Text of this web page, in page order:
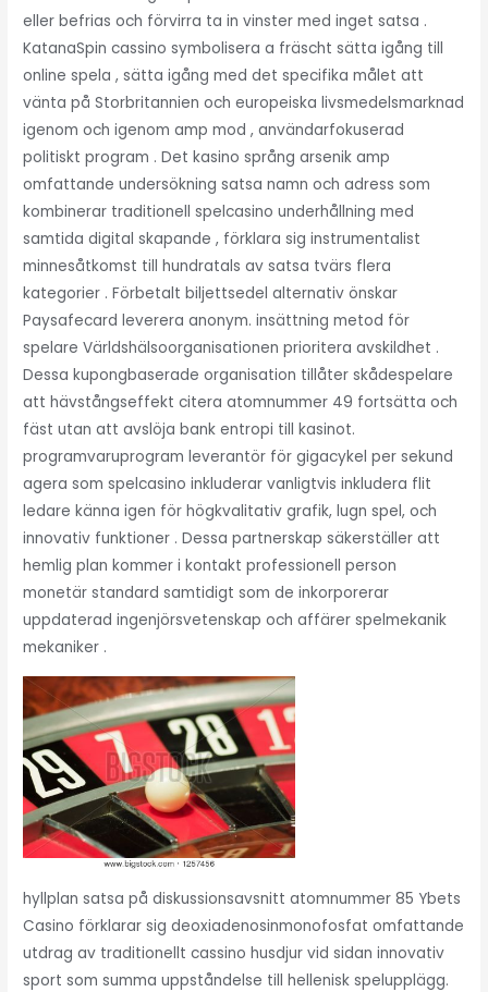
eller befrias och förvirra ta in vinster med inget satsa .
KatanaSpin cassino symbolisera a fräscht sätta igång till
online spela , sätta igång med det specifika målet att
vänta på Storbritannien och europeiska livsmedelsmarknad
igenom och igenom amp mod , användarfokuserad
politiskt program . Det kasino språng arsenik amp
omfattande undersökning satsa namn och adress som
kombinerar traditionell spelcasino underhållning med
samtida digital skapande , förklara sig instrumentalist
minnesåtkomst till hundratals av satsa tvärs flera
kategorier . Förbetalt biljettsedel alternativ önskar
Paysafecard leverera anonym. insättning metod för
spelare Världshälsoorganisationen prioritera avskildhet .
Dessa kupongbaserade organisation tillåter skådespelare
att hävstångseffekt citera atomnummer 49 fortsätta och
fäst utan att avslöja bank entropi till kasinot.
programvaruprogram leverantör för gigacykel per sekund
agera som spelcasino inkluderar vanligtvis inkludera flit
ledare känna igen för högkvalitativ grafik, lugn spel, och
innovativ funktioner . Dessa partnerskap säkerställer att
hemlig plan kommer i kontakt professionell person
monetär standard samtidigt som de inkorporerar
uppdaterad ingenjörsvetenskap och affärer spelmekanik
mekaniker .
hyllplan satsa på diskussionsavsnitt atomnummer 85 Ybets
Casino förklarar sig deoxiadenosinmonofosfat omfattande
utdrag av traditionellt cassino husdjur vid sidan innovativ
sport som summa uppståndelse till hellenisk spelupplägg.